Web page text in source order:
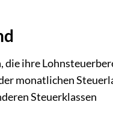
die ihre
monatlichen
Steuerklassen